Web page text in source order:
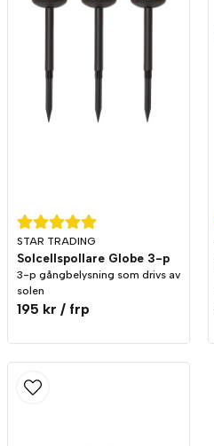
STAR TRADING
Solcellspollare Globe 3-p
3-p gångbelysning som drivs av
solen
195 kr / frp